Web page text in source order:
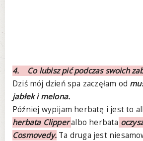
4. Co lubisz pić podczas swoich
Dziś mój dzień spa zaczęłam od
jabłek i melona.
Później wypijam herbatę i jest to
herbata Clipperalbo herbata
Cosmovedy. Ta druga jest